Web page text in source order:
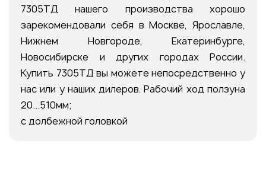
7305ТД нашего производства хорошо
зарекомендовали себя в Москве, Ярославле,
Нижнем Новгороде, Екатеринбурге,
Новосибирске и других городах России.
Купить 7305ТД вы можете непосредственно у
нас или у наших дилеров. Рабочий ход ползуна
20...510мм;
с долбежной головкой